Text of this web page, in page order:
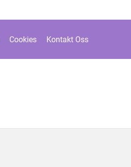
Cookies Kontakt Oss